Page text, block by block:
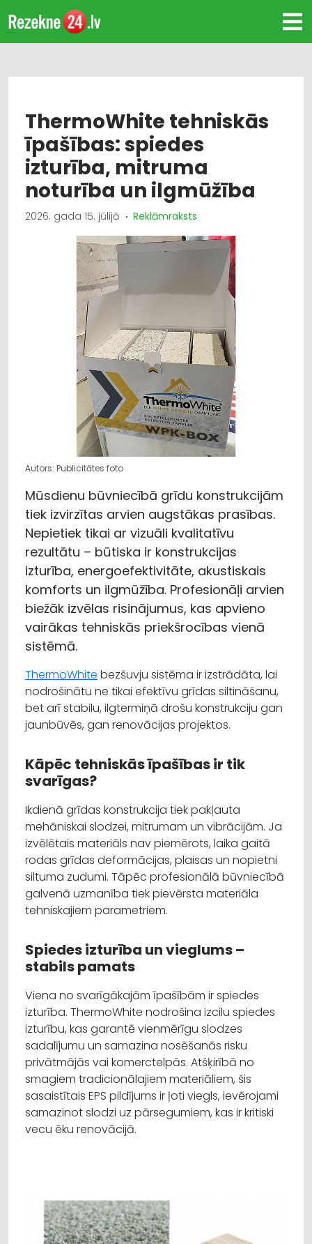
ThermoWhite tehniskās
īpašības: spiedes
izturība, mitruma
noturība un ilgmūžība
2026. gada 15. jūlijā Reklāmraksts
Autors: Publicitātes foto
Mūsdienu būvniecībā grīdu konstrukcijām
tiek izvirzītas arvien augstākas prasības.
Nepietiek tikai ar vizuāli kvalitatīvu
rezultātu – būtiska ir konstrukcijas
izturība, energoefektivitāte, akustiskais
komforts un ilgmūžība. Profesionāļi arvien
biežāk izvēlas risinājumus, kas apvieno
vairākas tehniskās priekšrocības vienā
sistēmā.
ThermoWhite bezšuvju sistēma ir izstrādāta, lai
nodrošinātu ne tikai efektīvu grīdas siltināšanu,
bet arī stabilu, ilgtermiņā drošu konstrukciju gan
jaunbūvēs, gan renovācijas projektos.
Kāpēc tehniskās īpašības ir tik
svarīgas?
Ikdienā grīdas konstrukcija tiek pakļauta
mehāniskai slodzei, mitrumam un vibrācijām. Ja
izvēlētais materiāls nav piemērots, laika gaitā
rodas grīdas deformācijas, plaisas un nopietni
siltuma zudumi. Tāpēc profesionālā būvniecībā
galvenā uzmanība tiek pievērsta materiāla
tehniskajiem parametriem.
Spiedes izturība un vieglums –
stabils pamats
Viena no svarīgākajām īpašībām ir spiedes
izturība. ThermoWhite nodrošina izcilu spiedes
izturību, kas garantē vienmērīgu slodzes
sadalījumu un samazina nosēšanās risku
privātmājās vai komerctelpās. Atšķirībā no
smagiem tradicionālajiem materiāliem, šis
sasaistītais EPS pildījums ir ļoti viegls, ievērojami
samazinot slodzi uz pārsegumiem, kas ir kritiski
vecu ēku renovācijā.